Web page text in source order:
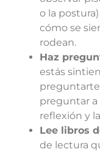
o la
cómo se
rodean.
Haz
estás
preguntar a
reflexión y
Lee libros
de lectura